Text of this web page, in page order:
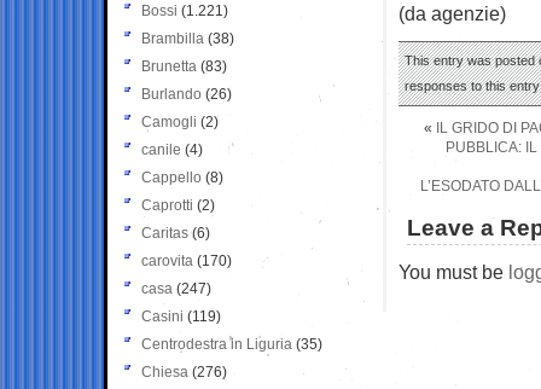
(da agenzie)
This entry was posted
responses to this
«
IL GRIDO DI
PUBBLICA:
L’ESODATO
Leave a
You must be
Bossi (1.221)
Brambilla (38)
Brunetta (83)
Burlando (26)
Camogli (2)
canile (4)
Cappello (8)
Caprotti (2)
Caritas (6)
carovita (170)
casa (247)
Casini (119)
Centrodestra in Liguria (35)
Chiesa (276)